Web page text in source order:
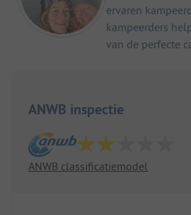
ervaren
kampeerders
van de perfecte
ANWB inspectie
ANWB classificatiemodel